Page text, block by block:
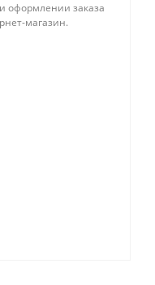
оформлении заказа
магазин.